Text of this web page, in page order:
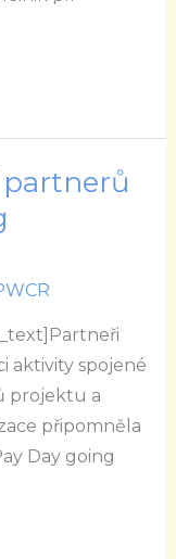
aktivity spojené
projektu a
připomněla
Day going